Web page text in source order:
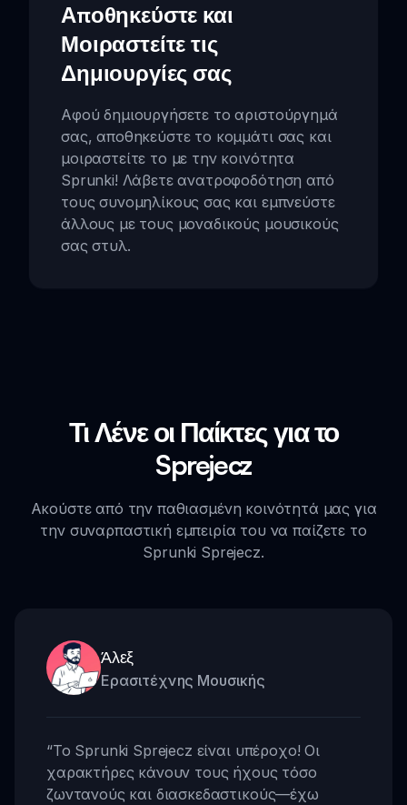
Αποθηκεύστε και
Μοιραστείτε τις
Δημιουργίες σας
Αφού δημιουργήσετε το αριστούργημά
σας, αποθηκεύστε το κομμάτι σας και
μοιραστείτε το με την κοινότητα
Sprunki! Λάβετε ανατροφοδότηση από
τους συνομηλίκους σας και εμπνεύστε
άλλους με τους μοναδικούς μουσικούς
σας στυλ.
Τι Λένε οι Παίκτες για το
Sprejecz
Ακούστε από την παθιασμένη κοινότητά μας για
την συναρπαστική εμπειρία του να παίζετε το
Sprunki Sprejecz.
Άλεξ
Ερασιτέχνης Μουσικής
“Το Sprunki Sprejecz είναι υπέροχο! Οι
χαρακτήρες κάνουν τους ήχους τόσο
ζωντανούς και διασκεδαστικούς—έχω